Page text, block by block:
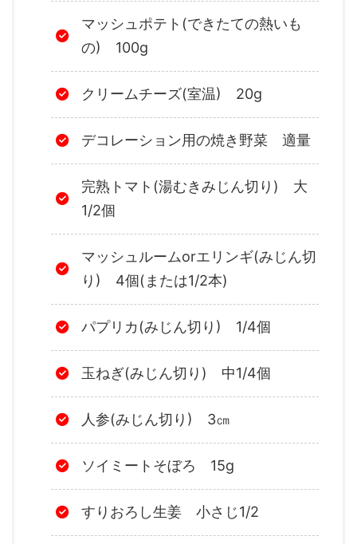
マッシュポテト(できたての熱いも
の) 100g
クリームチーズ(室温) 20g
デコレーション用の焼き野菜 適量
完熟トマト(湯むきみじん切り) 大
1/2個
マッシュルームorエリンギ(みじん切
り) 4個(または1/2本)
パプリカ(みじん切り) 1/4個
玉ねぎ(みじん切り) 中1/4個
人参(みじん切り) 3㎝
ソイミートそぼろ 15g
すりおろし生姜 小さじ1/2